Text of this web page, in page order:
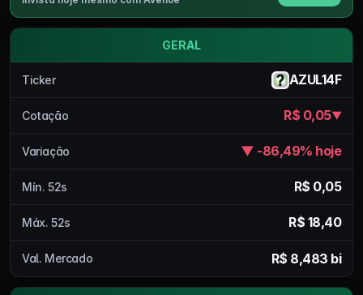
GERAL
Ticker AZUL14F
Cotação R$ 0,05▼
Variação ▼ -86,49% hoje
Mín. 52s R$ 0,05
Máx. 52s R$ 18,40
Val. Mercado R$ 8,483 bi